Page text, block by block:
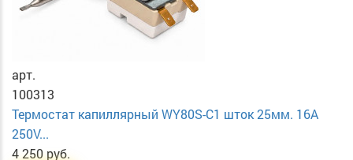
арт.
100313
Термостат капиллярный WY80S-C1 шток 25мм. 16A
250V...
4 250 руб.